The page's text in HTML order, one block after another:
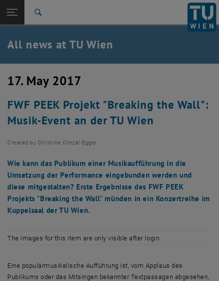
TU Login
Quicklinks
Toggle quicklinks menu
Studies
Career
Back: list subpages of parent page TU Wien Homepage
Back to:
TU Wien Homepage
Overview
All news at TU Wien
17. May 2017
FWF PEEK Projekt "Breaking the Wall":
Musik-Event an der TU Wien
Created by Christine Cimzar-Egger
Wie kann das Publikum einer Musikaufführung in die
Umsetzung der Performance eingebunden werden und
diese mitgestalten? Erste Ergebnisse des FWF PEEK
Projekts "Breaking the Wall" münden in ein Konzertreihe im
Kuppelsaal der TU Wien.
The images for this item are only visible after login.
Eine populärmusikalische Aufführung ist, vom Applaus des
Publikums oder das Mitsingen bekannter Textpassagen abgesehen,